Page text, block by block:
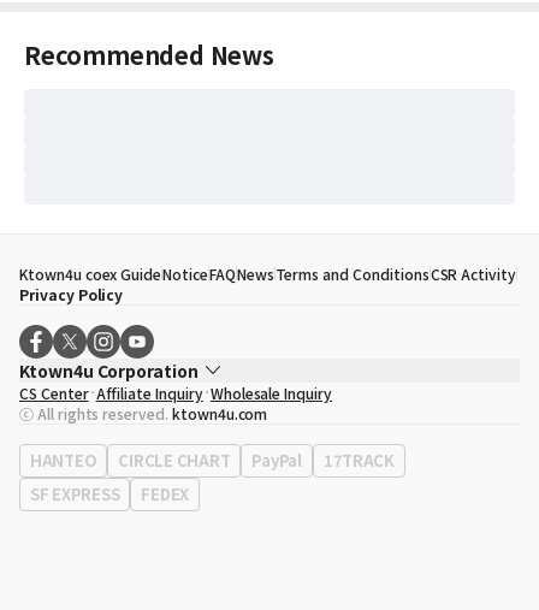
Recommended News
Ktown4u coex GuideNoticeFAQNewsTerms and ConditionsCSR Activity
Privacy Policy
Ktown4u Corporation
CEO
Song Hyo Min
Business Registration No. 120-87-71116
Office Address513, Yeongdong-daero, Gangnam-gu, Seoul, Republic of
Korea
CS Center Affiliate Inquiry Wholesale Inquiry
ⓒ All rights reserved. ktown4u.com
HANTEO CIRCLE CHART PayPal
17TRACK
SF EXPRESS
FEDEX